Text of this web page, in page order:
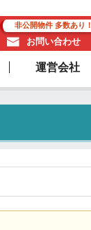
非公開物件 多数あり！
お問い合わせ
物件
運営会社